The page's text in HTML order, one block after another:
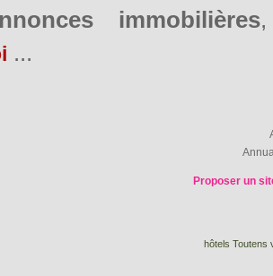
immobilières
...
Proposer un
hôtels Toutens